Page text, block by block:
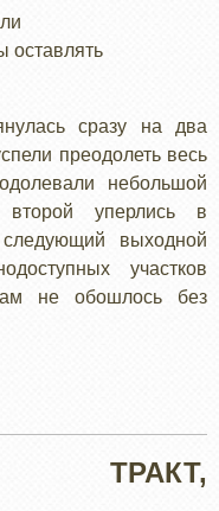
оставлять
сразу на два
преодолеть весь
небольшой
уперлись в
выходной
участков
не обошлось без
ТРАКТ,